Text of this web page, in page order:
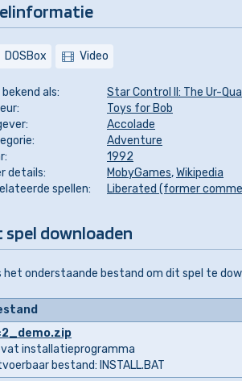
DOSBox Video
bekend als: Star Control II: The Ur-
Toys for Bob
Accolade
Adventure
1992
details:
MobyGames,Wikipedia
spellen:
Liberated (former
spel downloaden
het onderstaande bestand om dit spel te
installatieprogramma
bestand: INSTALL.BAT